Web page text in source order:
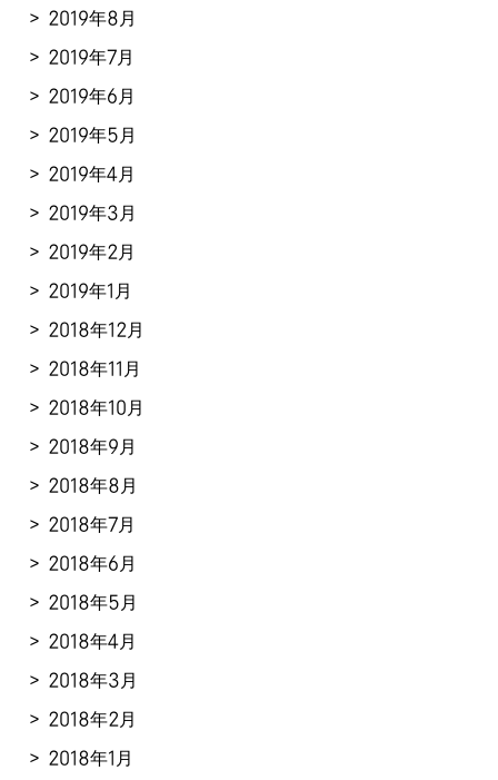
2019年8月
2019年7月
2019年6月
2019年5月
2019年4月
2019年3月
2019年2月
2019年1月
2018年12月
2018年11月
2018年10月
2018年9月
2018年8月
2018年7月
2018年6月
2018年5月
2018年4月
2018年3月
2018年2月
2018年1月